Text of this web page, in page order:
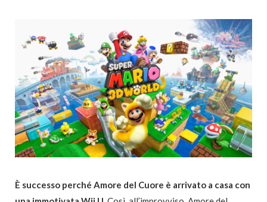
È successo perché Amore del Cuore è arrivato a casa con